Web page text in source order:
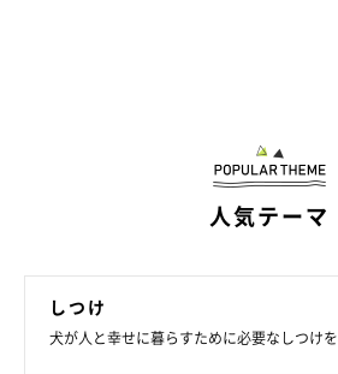
ベッドで寝るときに飼い主さん
①清潔第一
人気テーマ
しつけ
犬が人と幸せに暮らすために必要なしつけ